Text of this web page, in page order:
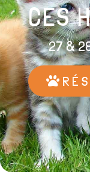
CES
27 &